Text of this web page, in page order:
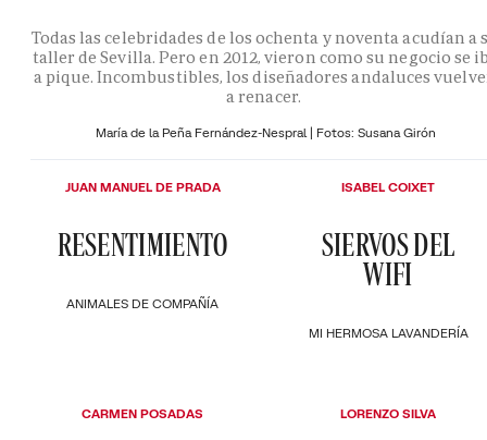
Todas las celebridades de los ochenta y noventa acudían a
taller de Sevilla. Pero en 2012, vieron como su negocio se
a pique. Incombustibles, los diseñadores andaluces
a renacer.
María de la Peña Fernández-Nespral | Fotos: Susana Girón
ANIMALES DE COMPAÑÍA
RESENTIMIENTO
JUAN MANUEL DE PRADA
MI HERMOSA LAVANDERÍA
SIERVOS DEL
WIFI
ISABEL COIXET
CARMEN POSADAS LORENZO SILVA